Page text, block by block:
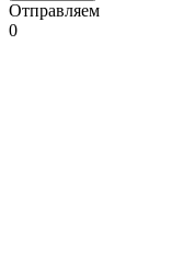
Отправляем
0